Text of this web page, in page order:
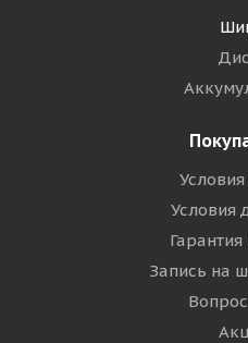
Условия
Запись на